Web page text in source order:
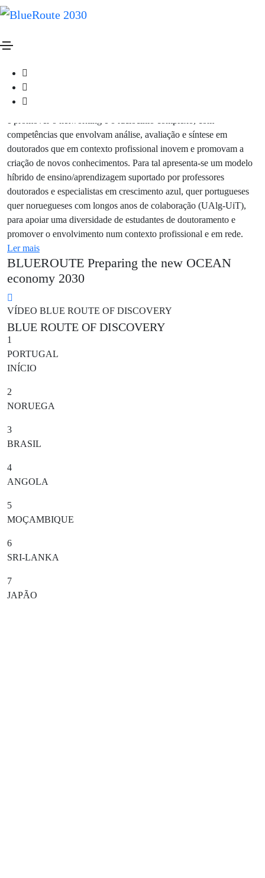
BLUEROUTE Preparação da nova
A Rota Azul das descobertas
O projeto ROTA AZUL/BLUE ROUTE visa fornecer uma visão
integrada e moderna das disciplinas de pós-graduação no âmbito
das ciências marinhas. O objetivo pedagógico do BLUE ROUTE
competências que envolvam análise, avaliação e síntese em
doutorados que em contexto profissional inovem e promovam a
criação de novos conhecimentos. Para tal apresenta-se um modelo
híbrido de ensino/aprendizagem suportado por professores
doutorados e especialistas em crescimento azul, quer portugueses
quer noruegueses com longos anos de colaboração (UAlg-UiT),
para apoiar uma diversidade de estudantes de doutoramento e
promover o envolvimento num contexto profissional e em rede.
Ler mais
BLUEROUTE Preparing the new OCEAN
economy 2030
VÍDEO BLUE ROUTE OF DISCOVERY
BLUE ROUTE OF DISCOVERY
1
PORTUGAL
INÍCIO
2
NORUEGA
3
BRASIL
4
ANGOLA
5
MOÇAMBIQUE
6
SRI-LANKA
7
JAPÃO